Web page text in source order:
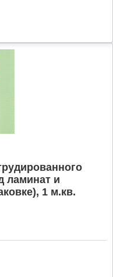
ламинат и
1 м.кв.